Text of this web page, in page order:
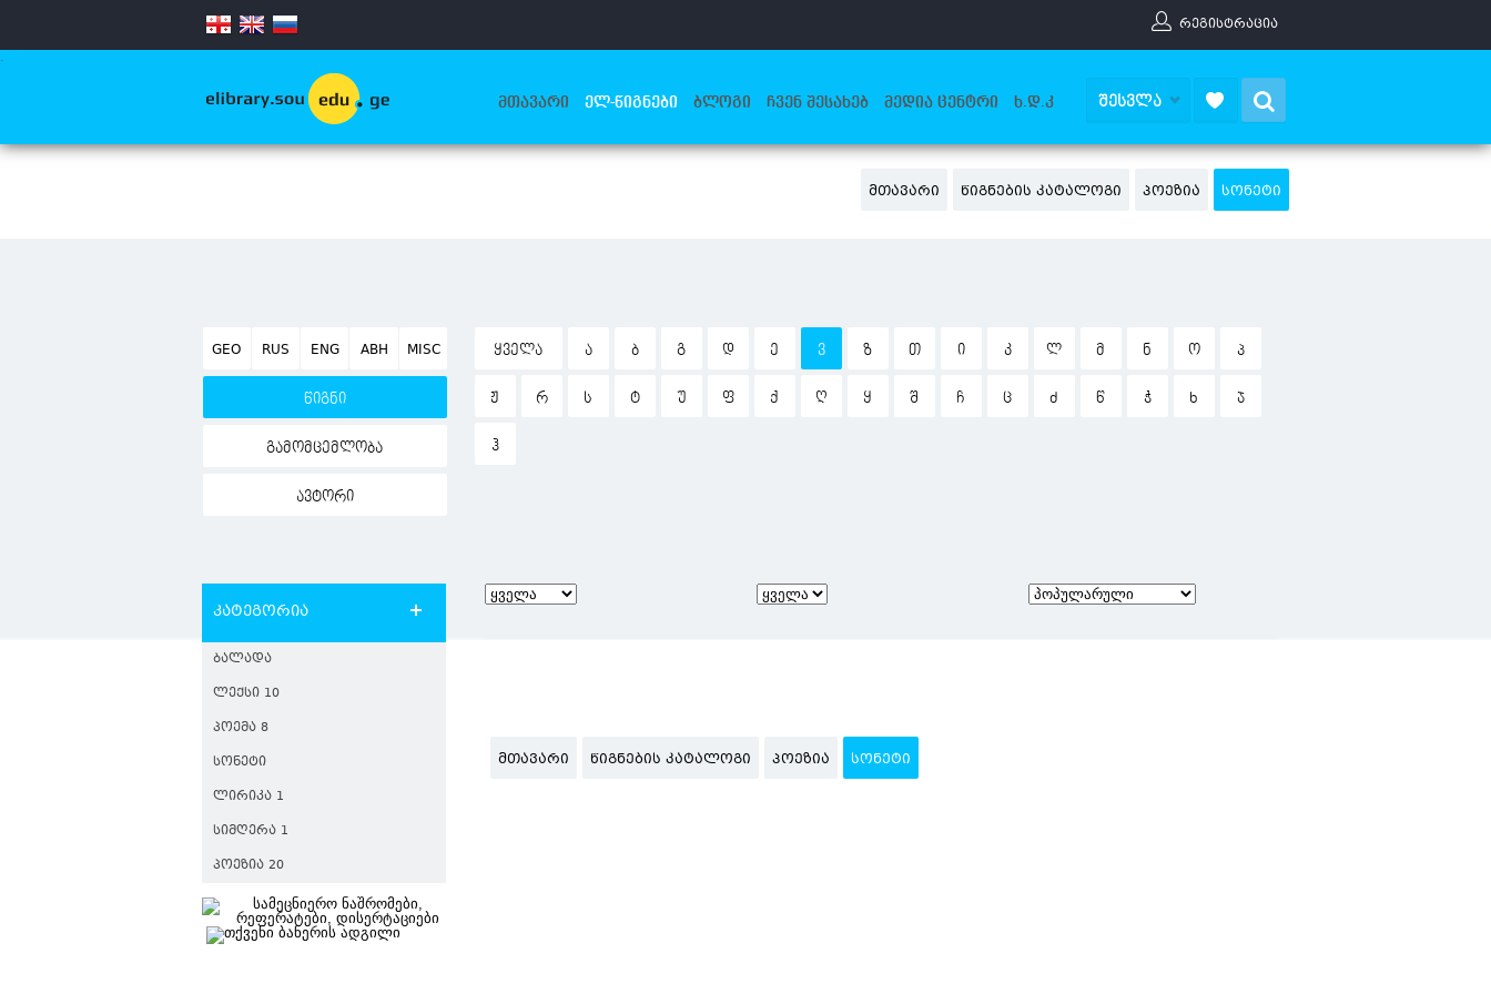
ᲠᲔᲒᲘᲡᲢᲠᲐᲪᲘᲐ
.
ᲛᲗᲐᲕᲐᲠᲘ ᲔᲚ-ᲬᲘᲒᲜᲔᲑᲘ ᲑᲚᲝᲒᲘ ᲩᲕᲔᲜ ᲨᲔᲡᲐᲮᲔᲑ ᲛᲔᲓᲘᲐ ᲪᲔᲜᲢᲠᲘ Ხ.Დ.Კ ᲨᲔᲡᲕᲚᲐ
ᲛᲗᲐᲕᲐᲠᲘ ᲬᲘᲒᲜᲔᲑᲘᲡ ᲙᲐᲢᲐᲚᲝᲒᲘ ᲞᲝᲔᲖᲘᲐ ᲡᲝᲜᲔᲢᲘ
GEO RUS ENG ABH MISC
წიგნი
გამომცემლობა
ავტორი
ᲧᲕᲔᲚᲐ Ა Ბ Გ Დ Ე Ვ Ზ Თ Ი Კ Ლ Მ Ნ Ო Პ
Ჟ Რ Ს Ტ Უ Ფ Ქ Ღ Ყ Შ Ჩ Ც Ძ Წ Ჭ Ხ Ჯ
Ჰ
კატეგორია
ᲑᲐᲚᲐᲓᲐ
ᲚᲔᲥᲡᲘ 10
ᲞᲝᲔᲛᲐ 8
ᲡᲝᲜᲔᲢᲘ
ᲚᲘᲠᲘᲙᲐ 1
ᲡᲘᲛᲦᲔᲠᲐ 1
ᲞᲝᲔᲖᲘᲐ 20
ᲛᲗᲐᲕᲐᲠᲘ ᲬᲘᲒᲜᲔᲑᲘᲡ ᲙᲐᲢᲐᲚᲝᲒᲘ ᲞᲝᲔᲖᲘᲐ ᲡᲝᲜᲔᲢᲘ